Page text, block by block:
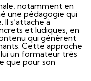
notamment en
une pédagogie qui
s’attache à
et ludiques, en
qui génèrent
Cette approche
un formateur très
que pour son